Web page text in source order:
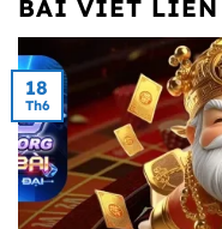
BÀI VIẾT LIÊN
18
Th6